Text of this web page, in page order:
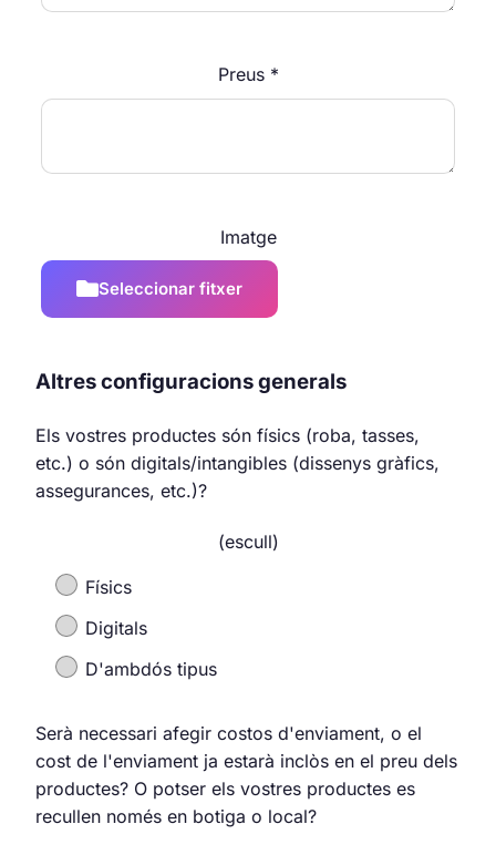
Preus *
Imatge
Seleccionar fitxer
Altres configuracions generals
Els vostres productes són físics (roba, tasses,
etc.) o són digitals/intangibles (dissenys gràfics,
assegurances, etc.)?
(escull)
Físics
Digitals
D'ambdós tipus
Serà necessari afegir costos d'enviament, o el
cost de l'enviament ja estarà inclòs en el preu dels
productes? O potser els vostres productes es
recullen només en botiga o local?